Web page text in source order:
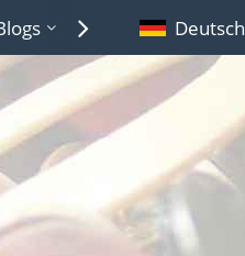
Lexikon Links
Deutsch